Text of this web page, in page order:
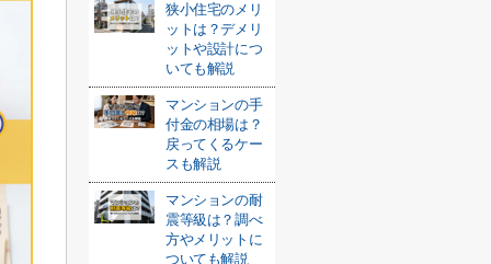
狭小住宅のメリ
ットは？デメリ
ットや設計につ
いても解説
マンションの手
付金の相場は？
戻ってくるケー
スも解説
マンションの耐
震等級は？調べ
方やメリットに
ついても解説